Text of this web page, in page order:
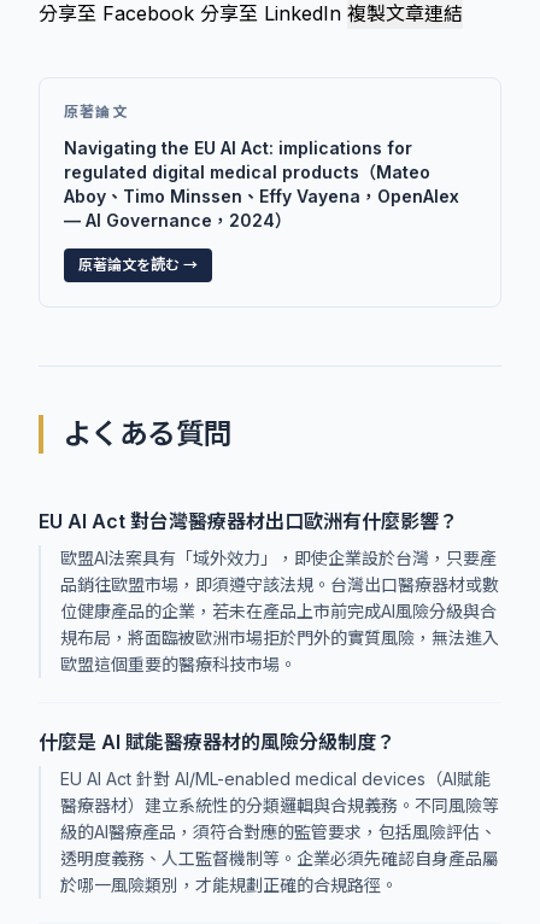
分享至 Facebook 分享至 LinkedIn 複製文章連結
原著論文
Navigating the EU AI Act: implications for
regulated digital medical products（Mateo
Aboy、Timo Minssen、Effy Vayena，OpenAlex
— AI Governance，2024）
原著論文を読む →
よくある質問
EU AI Act 對台灣醫療器材出口歐洲有什麼影響？
歐盟AI法案具有「域外效力」，即使企業設於台灣，只要產
品銷往歐盟市場，即須遵守該法規。台灣出口醫療器材或數
位健康產品的企業，若未在產品上市前完成AI風險分級與合
規布局，將面臨被歐洲市場拒於門外的實質風險，無法進入
歐盟這個重要的醫療科技市場。
什麼是 AI 賦能醫療器材的風險分級制度？
EU AI Act 針對 AI/ML-enabled medical devices（AI賦能
醫療器材）建立系統性的分類邏輯與合規義務。不同風險等
級的AI醫療產品，須符合對應的監管要求，包括風險評估、
透明度義務、人工監督機制等。企業必須先確認自身產品屬
於哪一風險類別，才能規劃正確的合規路徑。